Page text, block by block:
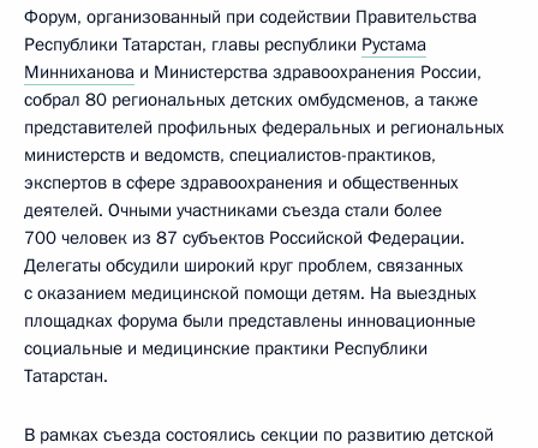
Форум, организованный при содействии Правительства
Республики Татарстан, главы республики Рустама
Минниханова и Министерства здравоохранения России,
собрал 80 региональных детских омбудсменов, а также
представителей профильных федеральных и региональных
министерств и ведомств, специалистов-практиков,
экспертов в сфере здравоохранения и общественных
деятелей. Очными участниками съезда стали более
700 человек из 87 субъектов Российской Федерации.
Делегаты обсудили широкий круг проблем, связанных
с оказанием медицинской помощи детям. На выездных
площадках форума были представлены инновационные
социальные и медицинские практики Республики
Татарстан.
В рамках съезда состоялись секции по развитию детской